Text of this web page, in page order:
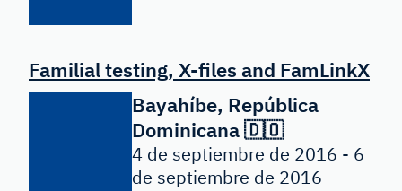
Familial testing, X-files and FamLinkX
Bayahíbe, República
Dominicana 🇩🇴
4 de septiembre de 2016 - 6
de septiembre de 2016